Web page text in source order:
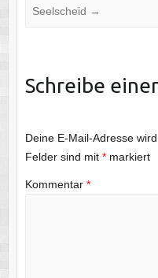
Seelscheid →
Schreibe
Deine E-Mail-Adresse
Felder sind mit *markiert
Kommentar *